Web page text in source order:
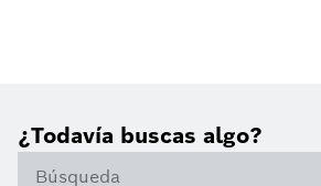
¿Todavía buscas algo?